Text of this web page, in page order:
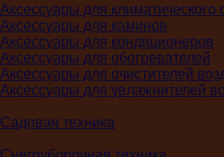
Аксессуары для климатического
Аксессуары для каминов
Аксессуары для кондиционеров
Аксессуары для обогревателей
Аксессуары для очистителей
Аксессуары для увлажнителей
Садовая техника